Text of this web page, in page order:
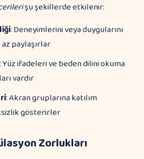
şu şekillerde etkilenir:
: Deneyimlerini veya duygularını
paylaşırlar
: Yüz ifadeleri ve beden dilini okuma
vardır
: Akran gruplarına katılım
gösterirler
Zorlukları